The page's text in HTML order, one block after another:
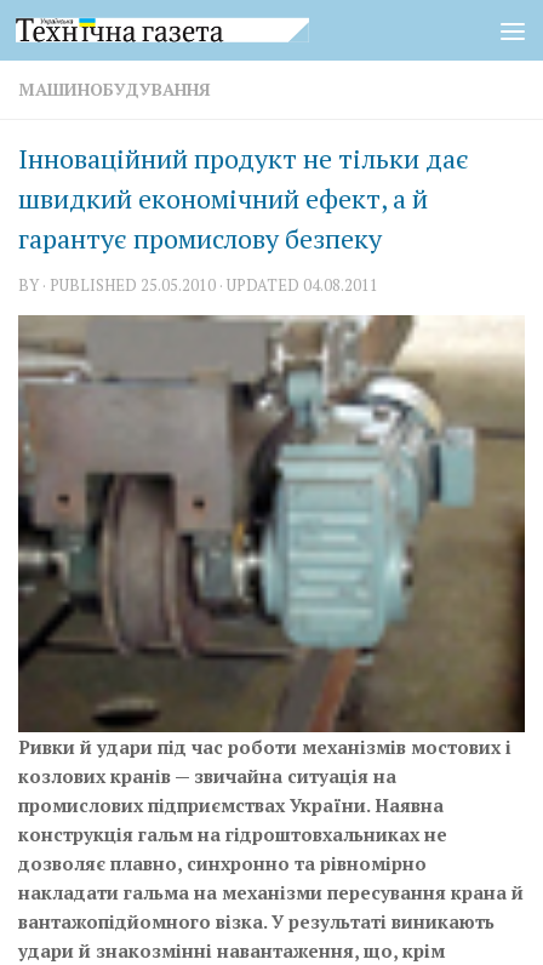
Skip to content
МАШИНОБУДУВАННЯ
Інноваційний продукт не тільки дає
швидкий економічний ефект, а й
гарантує промислову безпеку
BY · PUBLISHED 25.05.2010 · UPDATED 04.08.2011
Ривки й удари під час роботи механізмів мостових і
козлових кранів — звичайна ситуація на
промислових підприємствах України. Наявна
конструкція гальм на гідроштовхальниках не
дозволяє плавно, синхронно та рівномірно
накладати гальма на механізми пересування крана й
вантажопідйомного візка.У результаті виникають
удари й знакозмінні навантаження, що, крім